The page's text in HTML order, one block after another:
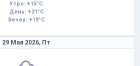
Утро: +15°C
День: +21°C
Вечер: +19°C
29 Мая 2026, Пт